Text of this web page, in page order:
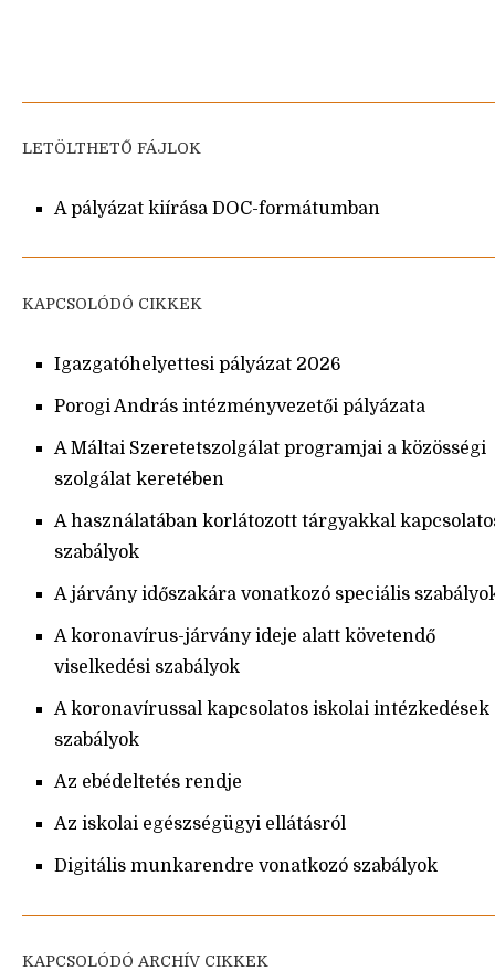
LETÖLTHETŐ FÁJLOK
A pályázat kiírása DOC-formátumban
KAPCSOLÓDÓ CIKKEK
Igazgatóhelyettesi pályázat 2026
Porogi András intézményvezetői pályázata
A Máltai Szeretetszolgálat programjai a közösségi
szolgálat keretében
A használatában korlátozott tárgyakkal
szabályok
A járvány időszakára vonatkozó speciális
A koronavírus-járvány ideje alatt követendő
viselkedési szabályok
A koronavírussal kapcsolatos iskolai intézkedések
szabályok
Az ebédeltetés rendje
Az iskolai egészségügyi ellátásról
Digitális munkarendre vonatkozó szabályok
KAPCSOLÓDÓ ARCHÍV CIKKEK